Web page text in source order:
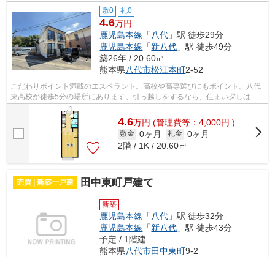
敷0 礼0
4.6万円
鹿児島本線 「八代 」駅 徒歩29分
鹿児島本線 「新八代 」駅 徒歩49分
築26年 / 20.60㎡
熊本県八代市松江本町2-52
こだわりポイント満載のエスペラント。高校や高専選びにもポイント。八代
東高校が徒歩5分の場所にあります。引っ越しをするなら、住まい探しはマ
イエステートにお任せください！エリア...
4.6万円 (管理費等：4,000円 )
敷金 0ヶ月 礼金 0ヶ月
2階 / 1K / 20.60㎡
売買 | 新築一戸建 田中東町戸建て
新築
鹿児島本線 「 八代 」駅 徒歩32分
鹿児島本線 「新八代 」駅 徒歩43分
予定 / 1階建
熊本県八代市田中東町9-2